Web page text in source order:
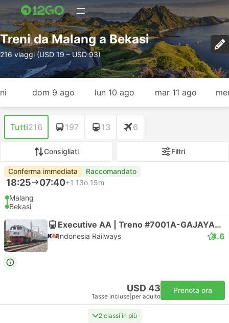
Treni da Malang a Bekasi
216 viaggi (USD 19 – USD 93)
dom 9 ago lun 10 ago mar 11 ago
Tutti216 197 13 6
Consigliati Filtri
Conferma immediata Raccomandato
18:25 07:40+1 13o 15m
Malang
Bekasi
Executive AA | Treno #7001A-GAJAYANA TAMBAHAN
Indonesia Railways 4.6
USD 43
Tasse incluse per adulto
Prenota ora
2 classi in più